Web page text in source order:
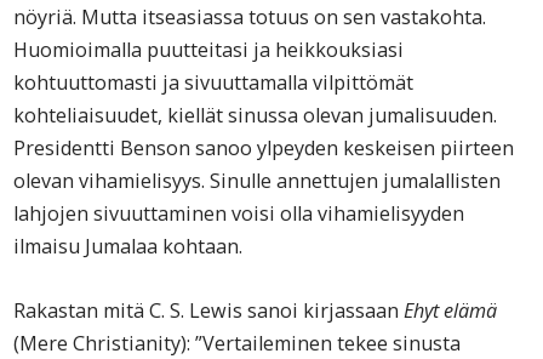
nöyriä. Mutta itseasiassa totuus on sen vastakohta.
Huomioimalla puutteitasi ja heikkouksiasi
kohtuuttomasti ja sivuuttamalla vilpittömät
kohteliaisuudet, kiellät sinussa olevan jumalisuuden.
Presidentti Benson sanoo ylpeyden keskeisen piirteen
olevan vihamielisyys. Sinulle annettujen jumalallisten
lahjojen sivuuttaminen voisi olla vihamielisyyden
ilmaisu Jumalaa kohtaan.
Rakastan mitä C. S. Lewis sanoi kirjassaanEhyt elämä
(Mere Christianity): ”Vertaileminen tekee sinusta